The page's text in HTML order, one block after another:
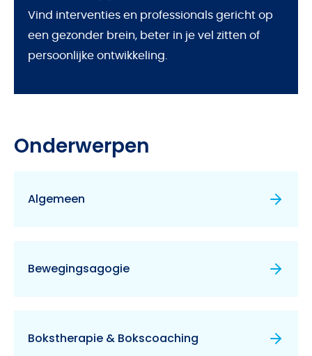
Vind interventies en professionals gericht op
een gezonder brein, beter in je vel zitten of
persoonlijke ontwikkeling.
Onderwerpen
Algemeen
Bewegingsagogie
Bokstherapie & Bokscoaching